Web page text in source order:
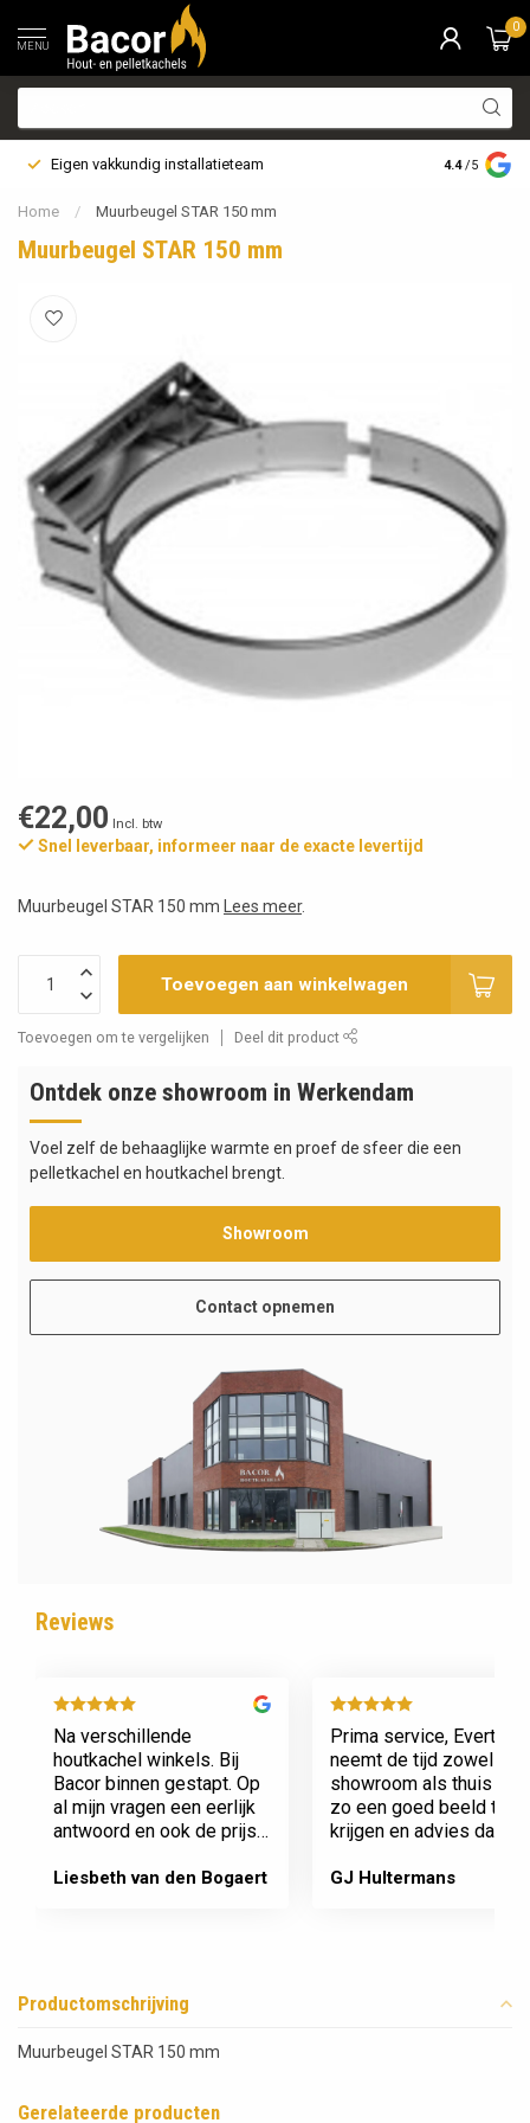
MENU
0
Eigen vakkundig installatieteam Bezorging
4.4 /5
Home / Muurbeugel STAR 150 mm
Muurbeugel STAR 150 mm
€22,00 Incl. btw
Snel leverbaar, informeer naar de exacte levertijd
Muurbeugel STAR 150 mm Lees meer.
Toevoegen aan winkelwagen
Toevoegen om te vergelijken Deel dit product
Ontdek onze showroom in Werkendam
Voel zelf de behaaglijke warmte en proef de sfeer die een
pelletkachel en houtkachel brengt.
Showroom
Contact opnemen
Reviews
Na verschillende
houtkachel winkels. Bij
Bacor binnen gestapt. Op
al mijn vragen een eerlijk
antwoord en ook de prijs
Afspraak is afspraak geen
Liesbeth van den Bogaert
Prima service, Evert
neemt de tijd zowel in
showroom als thuis om
zo een goed beeld te
krijgen en advies daarop
nieuwe kachel. Komt
GJ Hultermans
Productomschrijving
Muurbeugel STAR 150 mm
Gerelateerde producten